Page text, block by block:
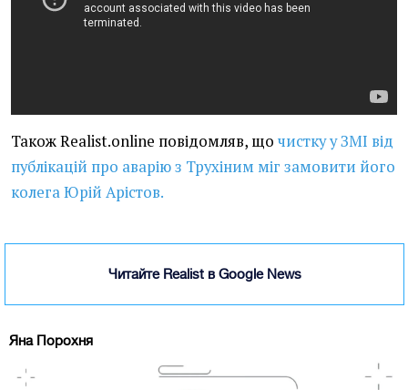
Також Realist.online повідомляв, що чистку у ЗМІ від
публікацій про аварію з Трухіним міг замовити його
колега Юрій Арістов.
Читайте Realist в Google News
Яна Порохня